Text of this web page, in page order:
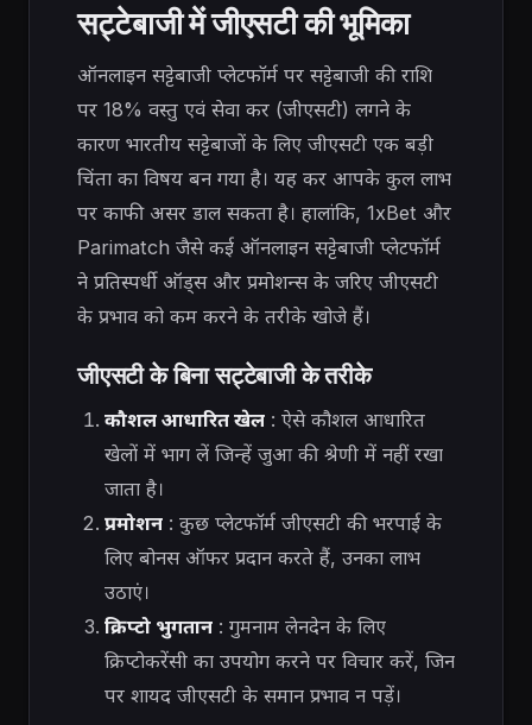
सट्टेबाजी में जीएसटी की भूमिका
ऑनलाइन सट्टेबाजी प्लेटफॉर्म पर सट्टेबाजी की राशि
पर 18% वस्तु एवं सेवा कर (जीएसटी) लगने के
कारण भारतीय सट्टेबाजों के लिए जीएसटी एक बड़ी
चिंता का विषय बन गया है। यह कर आपके कुल लाभ
पर काफी असर डाल सकता है। हालांकि, 1xBet और
Parimatch जैसे कई ऑनलाइन सट्टेबाजी प्लेटफॉर्म
ने प्रतिस्पर्धी ऑड्स और प्रमोशन्स के जरिए जीएसटी
के प्रभाव को कम करने के तरीके खोजे हैं।
जीएसटी के बिना सट्टेबाजी के तरीके
कौशल आधारित खेल: ऐसे कौशल आधारित
खेलों में भाग लें जिन्हें जुआ की श्रेणी में नहीं रखा
जाता है।
प्रमोशन: कुछ प्लेटफॉर्म जीएसटी की भरपाई के
लिए बोनस ऑफर प्रदान करते हैं, उनका लाभ
उठाएं।
क्रिप्टो भुगतान: गुमनाम लेनदेन के लिए
क्रिप्टोकरेंसी का उपयोग करने पर विचार करें, जिन
पर शायद जीएसटी के समान प्रभाव न पड़ें।